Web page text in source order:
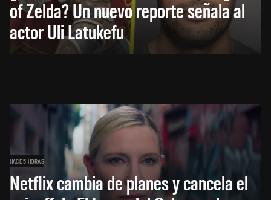
of Zelda? Un nuevo reporte señala al
actor Uli Latukefu
HACE 5 HORAS
Netflix cambia de planes y cancela el